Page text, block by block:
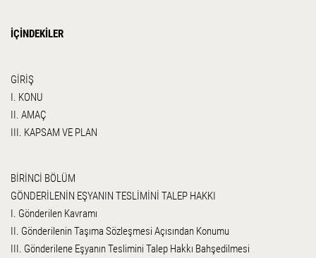
İÇİNDEKİLER
GİRİŞ
I. KONU
II. AMAÇ
III. KAPSAM VE PLAN
BİRİNCİ BÖLÜM
GÖNDERİLENİN EŞYANIN TESLİMİNİ TALEP HAKKI
I. Gönderilen Kavramı
II. Gönderilenin Taşıma Sözleşmesi Açısından Konumu
III. Gönderilene Eşyanın Teslimini Talep Hakkı Bahşedilmesi